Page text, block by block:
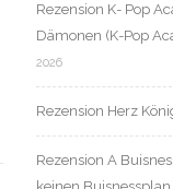
Rezension K- Pop
Dämonen (K-Pop
2026
Rezension Herz
Rezension A